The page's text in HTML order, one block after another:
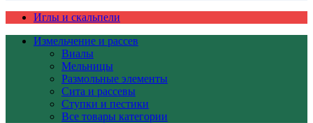
Иглы и скальпели
Измельчение и рассев
Виалы
Мельницы
Размольные элементы
Сита и рассевы
Ступки и пестики
Все товары категории